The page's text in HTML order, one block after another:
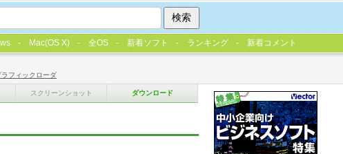
ラフィックローダ
スクリーンショット ダウンロード
Mac(OS X) 全OS 新着ソフト ランキング 新着コメント